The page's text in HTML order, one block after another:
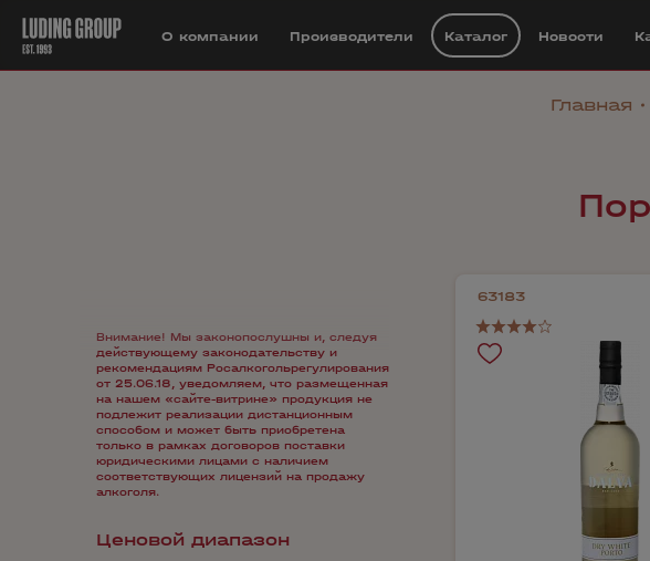
О компании Производители Каталог Новости
Главная
Внимание! Мы законопослушны и, следуя
действующему законодательству и
рекомендациям Росалкогольрегулирования
от 25.06.18, уведомляем, что размещенная
на нашем «сайте-витрине» продукция не
подлежит реализации дистанционным
способом и может быть приобретена
только в рамках договоров поставки
юридическими лицами с наличием
соответствующих лицензий на продажу
алкоголя.
Ценовой диапазон
63183